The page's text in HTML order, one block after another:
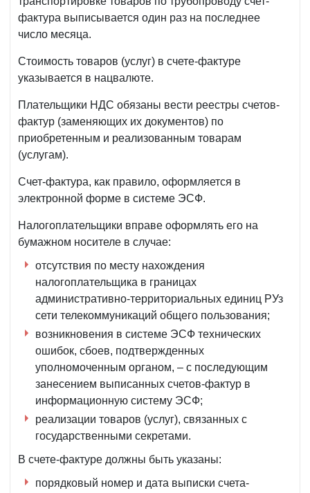
фактура выписывается один раз на последнее
число месяца.
Стоимость товаров (услуг) в счете-фактуре
указывается в нацвалюте.
Плательщики НДС обязаны вести реестры счетов-
фактур (заменяющих их документов) по
приобретенным и реализованным товарам
(услугам).
Счет-фактура, как правило, оформляется в
электронной форме в системе ЭСФ.
Налогоплательщики вправе оформлять его на
бумажном носителе в случае:
отсутствия по месту нахождения
налогоплательщика в границах
административно-территориальных единиц РУз
сети телекоммуникаций общего пользования;
возникновения в системе ЭСФ технических
ошибок, сбоев, подтвержденных
уполномоченным органом, – с последующим
занесением выписанных счетов-фактур в
информационную систему ЭСФ;
реализации товаров (услуг), связанных с
государственными секретами.
В счете-фактуре должны быть указаны:
порядковый номер и дата выписки счета-